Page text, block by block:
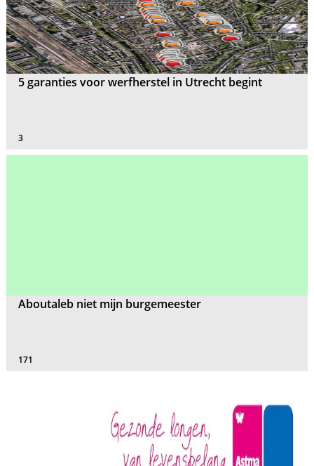
5 garanties voor werfherstel in Utrecht begint
3
Aboutaleb niet mijn burgemeester
171